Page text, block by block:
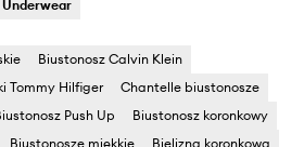
Underwear
Biustonosz Calvin Klein
Tommy Hilfiger
Chantelle biustonosze
Push Up
Biustonosz koronkowy
Biustonosze miękkie
Bielizna koronkowa